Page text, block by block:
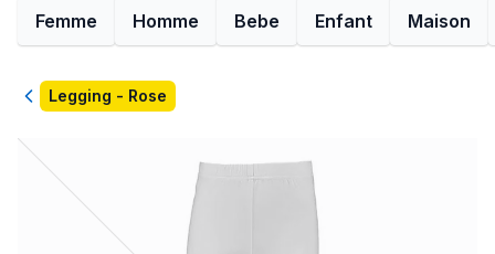
Femme Homme Bebe Enfant Maison
RetourLegging - Rose